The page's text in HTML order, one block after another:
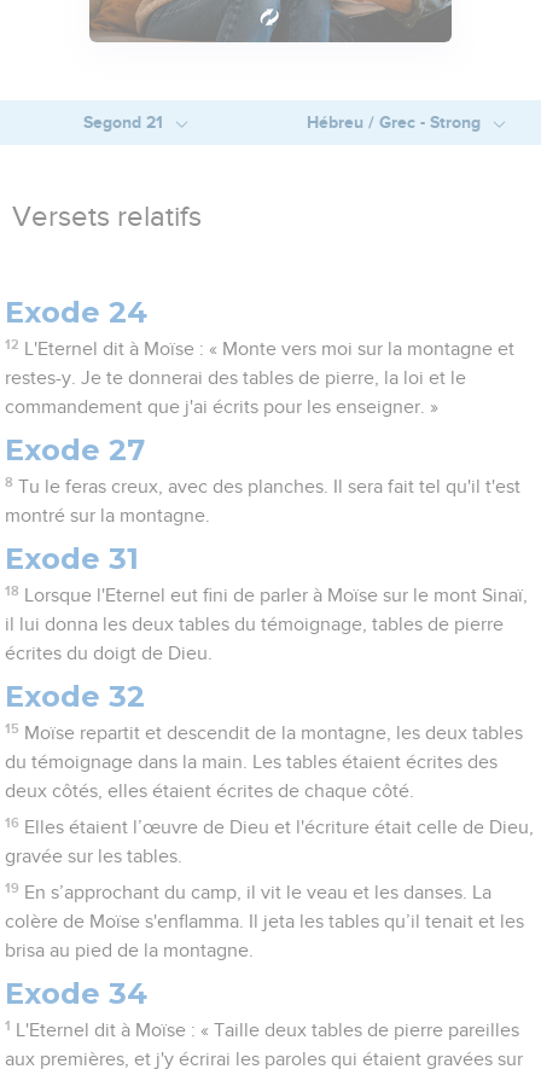
Segond 21 Hébreu / Grec - Strong
Versets relatifs
Exode 24
12
L'Eternel dit à Moïse : « Monte vers moi sur la montagne et
restes-y. Je te donnerai des tables de pierre, la loi et le
commandement que j'ai écrits pour les enseigner. »
Exode 27
8 Tu le feras creux, avec des planches. Il sera fait tel qu'il t'est
montré sur la montagne.
Exode 31
18
Lorsque l'Eternel eut fini de parler à Moïse sur le mont Sinaï,
il lui donna les deux tables du témoignage, tables de pierre
écrites du doigt de Dieu.
Exode 32
15 Moïse repartit et descendit de la montagne, les deux tables
du témoignage dans la main. Les tables étaient écrites des
deux côtés, elles étaient écrites de chaque côté.
16 Elles étaient l’œuvre de Dieu et l'écriture était celle de Dieu,
gravée sur les tables.
19 En s’approchant du camp, il vit le veau et les danses. La
colère de Moïse s'enflamma. Il jeta les tables qu’il tenait et les
brisa au pied de la montagne.
Exode 34
1
L'Eternel dit à Moïse : « Taille deux tables de pierre pareilles
aux premières, et j'y écrirai les paroles qui étaient gravées sur